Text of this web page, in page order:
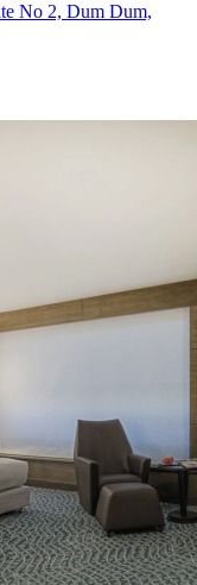
No 2, Dum Dum,